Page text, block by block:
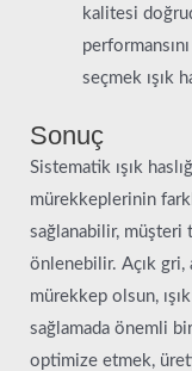
kalitesi
seçmek ışık
Sonuç
Sistematik ışık
mürekkeplerinin
sağlanabilir, müşteri
önlenebilir. Açık gri,
mürekkep olsun,
sağlamada önemli
optimize etmek,